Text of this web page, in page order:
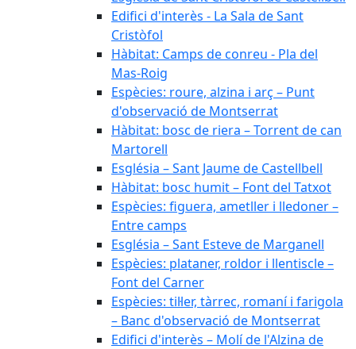
Edifici d'interès - La Sala de Sant
Cristòfol
Hàbitat: Camps de conreu - Pla del
Mas-Roig
Espècies: roure, alzina i arç – Punt
d'observació de Montserrat
Hàbitat: bosc de riera – Torrent de can
Martorell
Església – Sant Jaume de Castellbell
Hàbitat: bosc humit – Font del Tatxot
Espècies: figuera, ametller i lledoner –
Entre camps
Església – Sant Esteve de Marganell
Espècies: plataner, roldor i llentiscle –
Font del Carner
Espècies: til·ler, tàrrec, romaní i farigola
– Banc d'observació de Montserrat
Edifici d'interès – Molí de l'Alzina de